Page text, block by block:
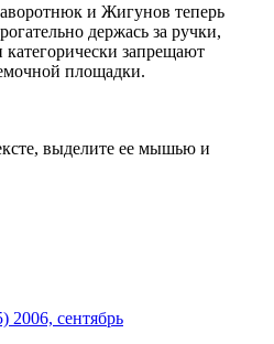
и Жигунов теперь
держась за ручки,
запрещают
площадки.
выделите ее мышью и
2006, сентябрь